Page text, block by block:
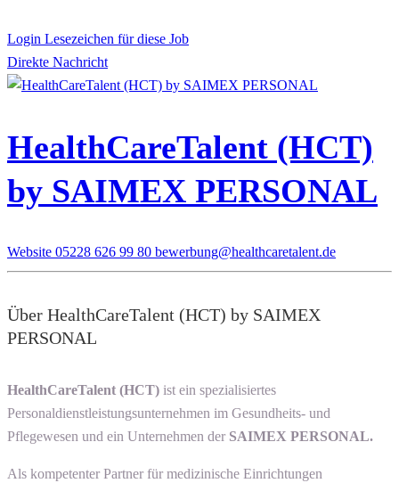
Login Lesezeichen für diese Job
Direkte Nachricht
HealthCareTalent (HCT)
by SAIMEX PERSONAL
Website 05228 626 99 80 bewerbung@healthcaretalent.de
Über HealthCareTalent (HCT) by SAIMEX
PERSONAL
HealthCareTalent (HCT) ist ein spezialisiertes
Personaldienstleistungsunternehmen im Gesundheits- und
Pflegewesen und ein Unternehmen der SAIMEX PERSONAL.
Als kompetenter Partner für medizinische Einrichtungen